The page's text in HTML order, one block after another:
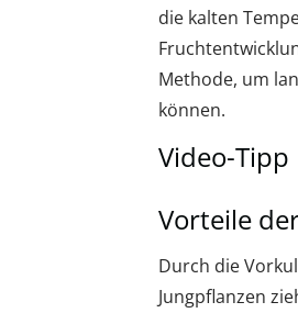
die kalten
Methode, um
können.
Video-Tipp
Vorteile
Durch die
Jungpflanzen